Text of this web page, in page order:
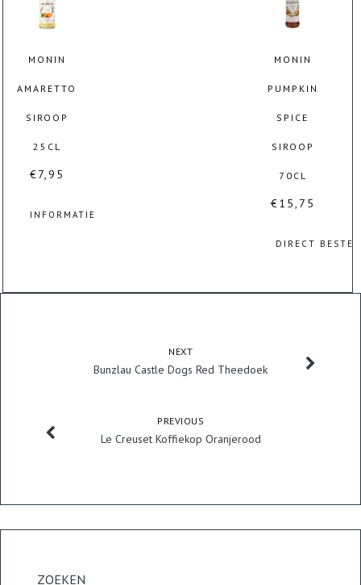
MONIN
AMARETTO
SIROOP
25CL
€7,95
INFORMATIE
MONIN
PUMPKIN
SPICE
SIROOP
70CL
€15,75
DIRECT
NEXT
Bunzlau Castle Dogs Red Theedoek
PREVIOUS
Le Creuset Koffiekop Oranjerood
ZOEKEN